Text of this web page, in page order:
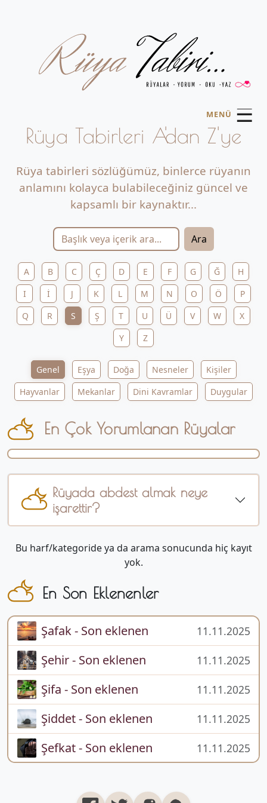
MENÜ ☰
Rüya Tabirleri A'dan Z'ye
Rüya tabirleri sözlüğümüz, binlerce rüyanın
anlamını kolayca bulabileceğiniz güncel ve
kapsamlı bir kaynaktır...
Ara
A B C Ç D E F G Ğ
H
I
İ J K L M N O Ö
P
Q
R S Ş T U Ü V W
X
Y
Z
Genel Eşya Doğa Nesneler
Kişiler
Hayvanlar
Mekanlar Dini Kavramlar Duygular
En Çok Yorumlanan Rüyalar
Rüyada abdest almak neye
işarettir?
Bu harf/kategoride ya da arama sonucunda hiç kayıt
yok.
En Son Eklenenler
Şafak - Son eklenen 11.11.2025
Şehir - Son eklenen 11.11.2025
Şifa - Son eklenen 11.11.2025
Şiddet - Son eklenen 11.11.2025
Şefkat - Son eklenen 11.11.2025